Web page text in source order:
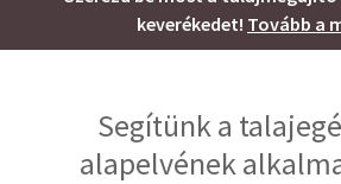
keverékedet! Tovább a
Segítünk a
alapelvének